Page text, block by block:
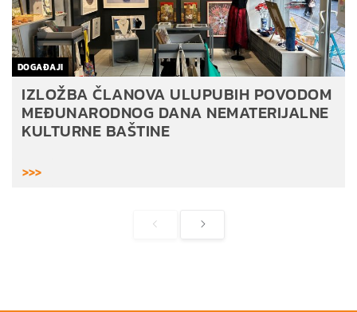
DOGAĐAJI
IZLOŽBA ČLANOVA ULUPUBIH POVODOM
MEĐUNARODNOG DANA NEMATERIJALNE
KULTURNE BAŠTINE
>>>